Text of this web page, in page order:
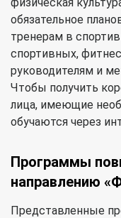
обязательное
тренерам в
спортивных,
руководителям и
Чтобы получить
лица, имеющие
обучаются через
Программы
направлению
Представленные